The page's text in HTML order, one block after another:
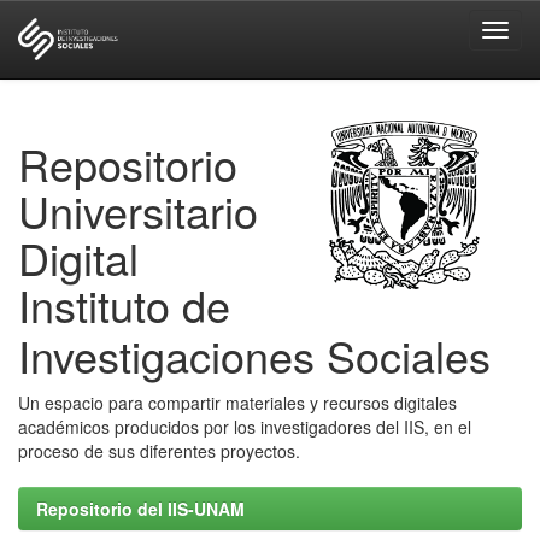
Repositorio
Universitario
Digital
Instituto de
Investigaciones Sociales
Un espacio para compartir materiales y recursos digitales
académicos producidos por los investigadores del IIS, en el
proceso de sus diferentes proyectos.
Repositorio del IIS-UNAM